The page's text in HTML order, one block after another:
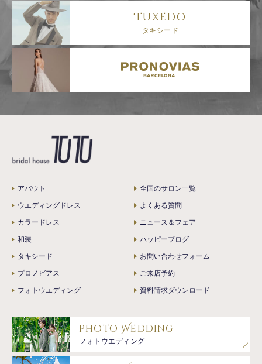
Tuxedo
タキシード
アバウト
ウエディングドレス
カラードレス
和装
タキシード
プロノビアス
フォトウエディング
全国のサロン一覧
よくある質問
ニュース＆フェア
ハッピーブログ
お問い合わせフォーム
ご来店予約
資料請求ダウンロード
Photo Wedding
フォトウエディング